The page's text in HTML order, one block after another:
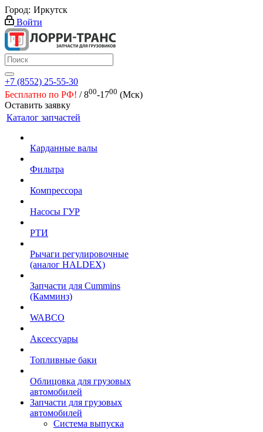
Город: Иркутск
Войти
+7 (8552) 25-55-30
Бесплатно по РФ! / 800-1700 (Мск)
Оставить заявку
Каталог запчастей
Карданные валы
Фильтра
Компрессора
Насосы ГУР
РТИ
Рычаги регулировочные
(аналог HALDEX)
Запчасти для Cummins
(Камминз)
WABCO
Аксессуары
Топливные баки
Облицовка для грузовых
автомобилей
Запчасти для грузовых
автомобилей
Система выпуска